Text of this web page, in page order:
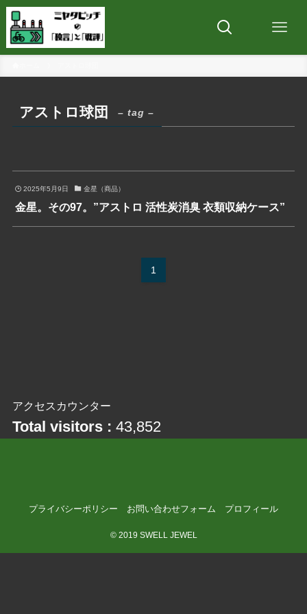
アストロ球団 – tag –
2025年5月9日 金星（商品）
金星。その97。”アストロ 活性炭消臭 衣類収納ケース”
1
アクセスカウンター
Total visitors : 43,852
プライバシーポリシー お問い合わせフォーム プロフィール
©2019 SWELL JEWEL